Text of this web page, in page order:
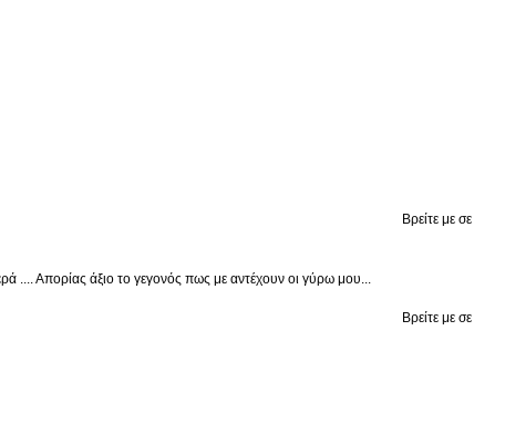
Βρείτε με σε
Απορίας άξιο το γεγονός πως με αντέχουν οι γύρω μου...
Βρείτε με σε